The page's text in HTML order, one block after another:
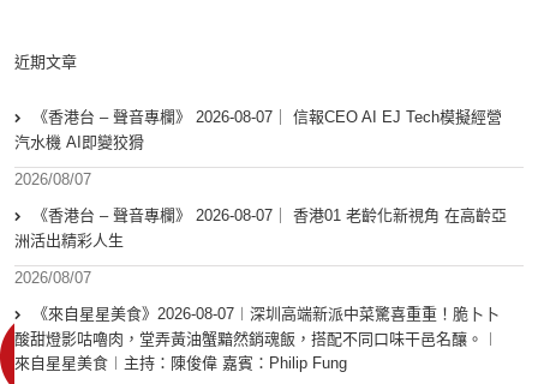
近期文章
《香港台 – 聲音專欄》 2026-08-07｜ 信報CEO AI EJ Tech模擬經營
汽水機 AI即變狡猾
2026/08/07
《香港台 – 聲音專欄》 2026-08-07｜ 香港01 老齡化新視角 在高齡亞
洲活出精彩人生
2026/08/07
《來自星星美食》2026-08-07︱深圳高端新派中菜驚喜重重！脆卜卜
酸甜燈影咕嚕肉，堂弄黃油蟹黯然銷魂飯，搭配不同口味干邑名釀。︱
來自星星美食︱主持：陳俊偉 嘉賓：Philip Fung